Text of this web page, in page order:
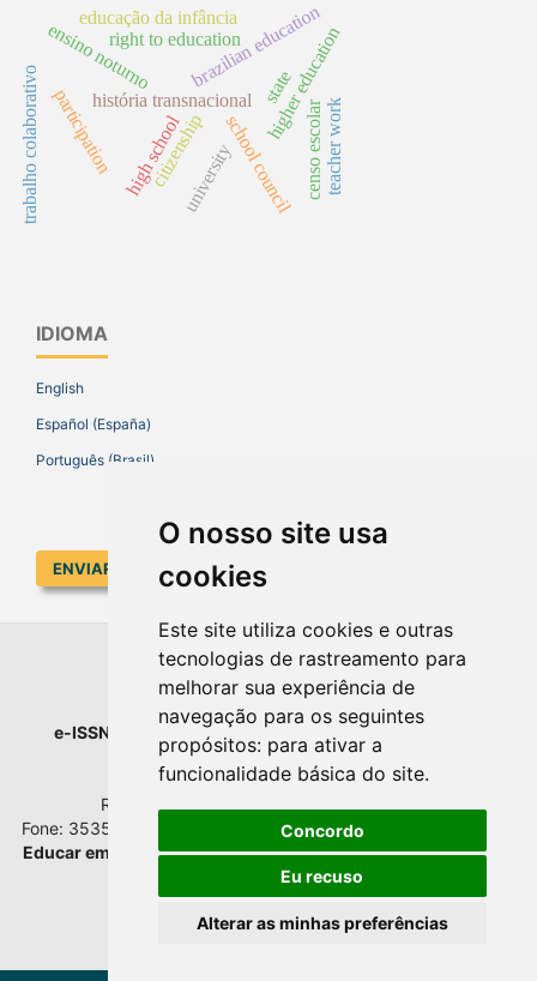
O nosso site usa
cookies
Este site utiliza cookies e outras
tecnologias de rastreamento para
melhorar sua experiência de
navegação para os seguintes
propósitos: para ativar a
funcionalidade básica do site.
Concordo
Eu recuso
Alterar as minhas preferências
história transnacional
brazilian education
school council
citizenship
participation higher education
university
ensino noturno
high school
right to education
educação da infância
trabalho colaborativo censo escolarteacher work
state
IDIOMA
English
Español (España)
Português (Brasil)
ENVIAR SUBMISSÃO
EDUCAR EM REVISTA
e-ISSN : 1984-0411 | Prefixo DOI : 10.1590 |
Universidade Federal do Paraná
Setor de Educação - Campus Rebouças
Rua Rockefeller, nº 57, 2.º andar - Sala 202
Fone: 3535-6207 | Bairro: Rebouças | Curitiba - Paraná - Brasil
Educar em Revistaesta licenciada comCreative Commons BY
Atribuição 4.0 Internacional.